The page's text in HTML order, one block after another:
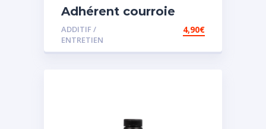
Adhérent courroie
ADDITIF /
ENTRETIEN
4,90€